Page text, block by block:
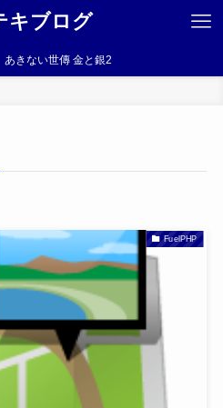
キブログ
あきない世傳 金と銀2
FuelPHP